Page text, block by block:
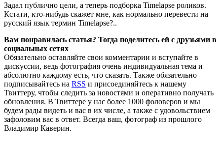
Задал публично цели, а теперь подборка Timelapse роликов.
Кстати, кто-нибудь скажет мне, как нормально перевести на
русский язык термин Timelapse?..
Вам понравилась статья? Тогда поделитесь ей с друзьями в
социальных сетях
Обязательно оставляйте свои комментарии и вступайте в
дискуссии, ведь фотография очень индивидуальная тема и
абсолютно каждому есть, что сказать. Также обязательно
подписывайтесь на RSS и присоединяйтесь к нашему
Твиттеру, чтобы следить за новостями и оперативно получать
обновления. В Твиттере у нас более 1000 фоловеров и мы
будем рады видеть и вас в их числе, а также с удовольствием
зафоловим вас в ответ. Всегда ваш, фотограф из прошлого
Владимир Каверин.